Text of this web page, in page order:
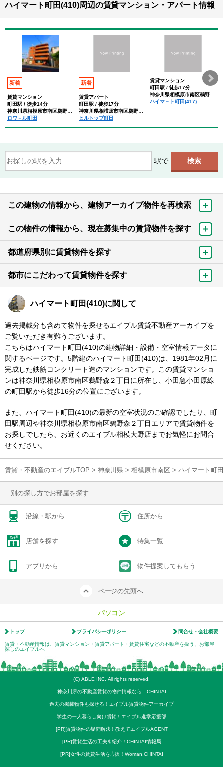
ハイマート町田(410)周辺の賃貸マンション・アパート情報
新着
賃貸マンション
町田駅 / 徒歩14分
ロワ－ル町田
新着
賃貸アパート
町田駅 / 徒歩17分
ヒルトップ町田
賃貸マンション
町田駅 / 徒歩17分
ハイマ－ト町田(417)
駅で
この建物の情報から、建物アーカイブ物件を再検索
この物件の情報から、現在募集中の賃貸物件を探す
都道府県別に賃貸物件を探す
都市にこだわって賃貸物件を探す
ハイマート町田(410)に関して
過去掲載分も含めて物件を探せるエイブル賃貸不動産アーカイブを
ご覧いただき有難うございます。
こちらはハイマート町田(410)の建物詳細・設備・空室情報データに
関するページです。5階建のハイマート町田(410)は、1981年02月に
完成した鉄筋コンクリート造のマンションです。この賃貸マンショ
ンは神奈川県相模原市南区鵜野森２丁目に所在し、小田急小田原線
の町田駅から徒歩16分の位置にございます。
また、ハイマート町田(410)の最新の空室状況のご確認でしたり、町
田駅周辺や神奈川県相模原市南区鵜野森２丁目エリアで賃貸物件を
お探しでしたら、お近くのエイブル相模大野店までお気軽にお問合
せください。
賃貸・不動産のエイブルTOP > 神奈川県 > 相模原市南区 > ハイマート町
別の探し方でお部屋を探す
沿線・駅から 住所から
店舗を探す 特集一覧
アプリから 物件提案してもらう
ページの先頭へ
パソコン
トップ プライバシーポリシー 問合せ・会社概要
賃貸・不動産情報は、賃貸マンション・賃貸アパート・賃貸住宅などの不動産を扱う、お部屋
探しのエイブルへ
(C) ABLE INC. All rights reserved.
神奈川県の不動産賃貸の物件情報なら CHINTAI
過去の掲載物件も探せる！エイブル賃貸物件アーカイブ
学生の一人暮らし向け賃貸！エイブル進学応援部
[PR]賃貸物件の疑問解決！教えてエイブルAGENT
[PR]賃貸生活の工夫を紹介！CHINTAI情報局
[PR]女性の賃貸生活を応援！Woman.CHINTAI